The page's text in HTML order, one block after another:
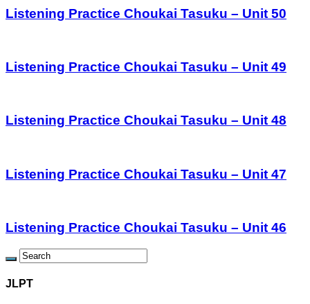
Listening Practice Choukai Tasuku – Unit 50
Listening Practice Choukai Tasuku – Unit 49
Listening Practice Choukai Tasuku – Unit 48
Listening Practice Choukai Tasuku – Unit 47
Listening Practice Choukai Tasuku – Unit 46
JLPT